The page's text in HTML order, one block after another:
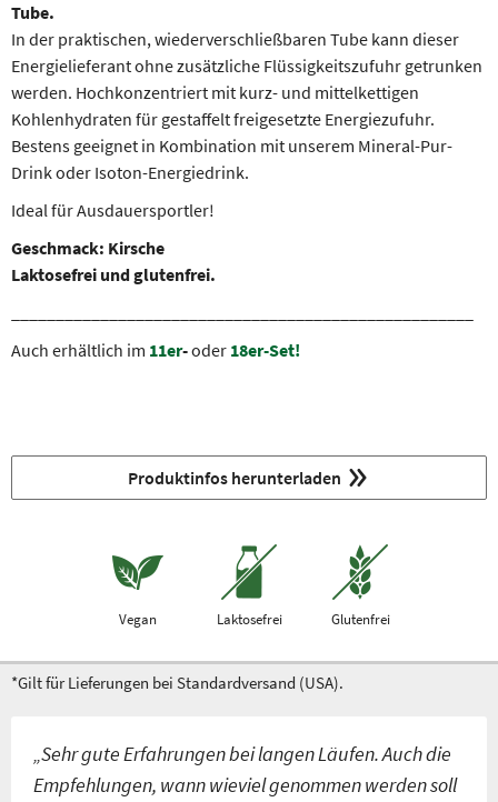
Tube.
In der praktischen, wiederverschließbaren Tube kann dieser
Energielieferant ohne zusätzliche Flüssigkeitszufuhr getrunken
werden. Hochkonzentriert mit kurz- und mittelkettigen
Kohlenhydraten für gestaffelt freigesetzte Energiezufuhr.
Bestens geeignet in Kombination mit unserem Mineral-Pur-
Drink oder Isoton-Energiedrink.
Ideal für Ausdauersportler!
Geschmack: Kirsche
Laktosefrei und glutenfrei.
Auch erhältlich im 11er-oder 18er-Set!
Produktinfos herunterladen
Vegan Laktosefrei Glutenfrei
*Gilt für Lieferungen bei Standardversand (USA).
„Sehr gute Erfahrungen bei langen Läufen. Auch die
Empfehlungen, wann wieviel genommen werden soll